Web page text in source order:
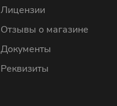
Лицензии
Отзывы о магазине
Документы
Реквизиты